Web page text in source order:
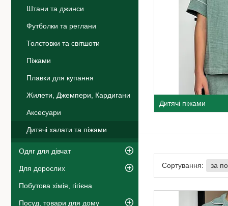
Дитячі піжами
Штани та джинси
Футболки та реглани
Толстовки та світшоти
Піжами
Плавки для купання
Жилети, Джемпери, Кардигани
Аксесуари
Дитячі халати та піжами
Одяг для дівчат
Для дорослих
Побутова хімія, гігієна
Посуд, товари для дому